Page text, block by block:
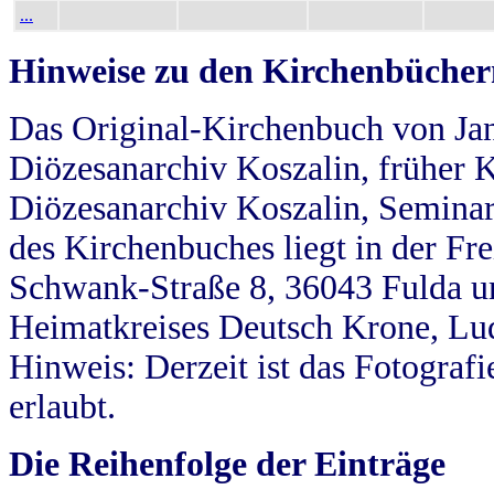
...
Hinweise zu den
Das Original-Kirchenbuch von
Diözesanarchiv Koszalin, früher
Diözesanarchiv Koszalin,
des Kirchenbuches liegt in der
Schwank-Straße 8, 36043 Fulda
Heimatkreises Deutsch Krone,
Hinweis: Derzeit ist das
erlaubt.
Die Reihenfolge der Einträge